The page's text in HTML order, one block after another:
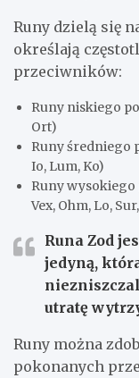
Runy dzielą się
określają
przeciwników:
Runy niskiego
Ort)
Runy średniego
Io, Lum, Ko)
Runy wysokiego
Vex, Ohm, Lo,
Runa Zod
jedyną,
utratę
Runy można
pokonanych